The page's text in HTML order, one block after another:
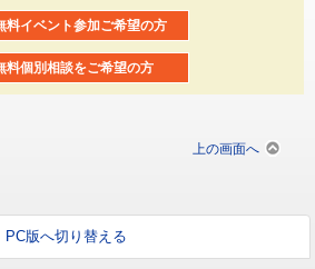
料イベント参加ご希望の方
料個別相談をご希望の方
上の画面へ
PC版へ切り替える